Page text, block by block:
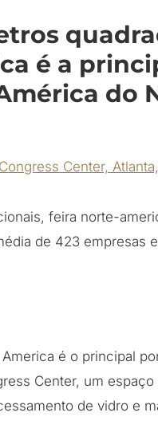
é a
do
feira norte-
de 423 empresas
é o principal
Center, um
de vidro e